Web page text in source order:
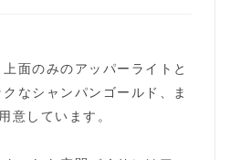
面のみのアッパーライトと
なシャンパンゴールド、ま
意しています。